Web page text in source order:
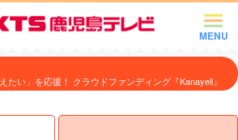
MENU
たい」を応援！ クラウドファンディング『Kanayell』